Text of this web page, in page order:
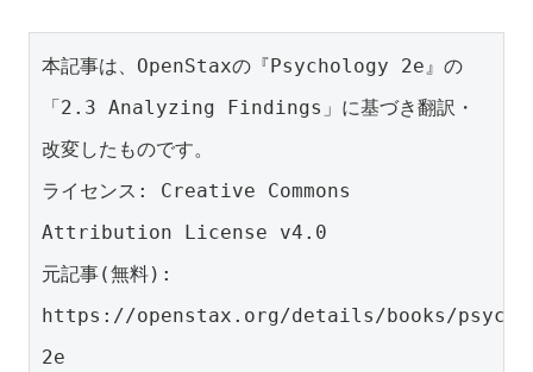
本記事は、OpenStaxの『Psychology 2e』の
「2.3 Analyzing Findings」に基づき翻訳・
改変したものです。
ライセンス: Creative Commons
Attribution License v4.0
元記事(無料):
https://openstax.org/details/books/
2e